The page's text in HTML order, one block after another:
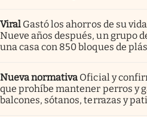
Viral Gastó los ahorros de su
Nueve años después, un grupo
una casa con 850 bloques de
Nueva normativa Oficial y
que prohíbe mantener perros y
balcones, sótanos, terrazas y